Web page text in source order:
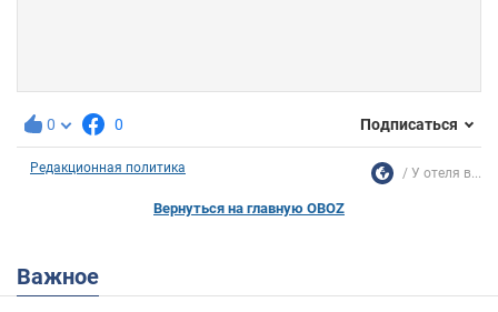
0 0 Подписаться
Редакционная политика У отеля в...
Вернуться на главную OBOZ
Важное